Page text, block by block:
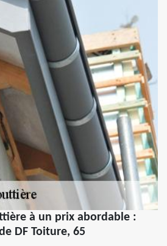
à un prix abordable :
DF Toiture, 65